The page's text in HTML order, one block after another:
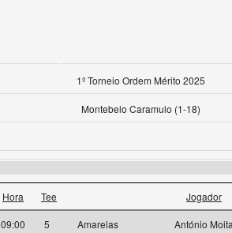
1º Torneio Ordem Mérito 2025
Montebelo Caramulo (1-18)
Hora Tee Jogador
09:00 5 Amarelas
António